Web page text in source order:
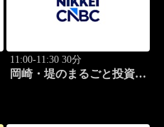
11:00-11:30 30分
岡崎・堤のまるごと投資道